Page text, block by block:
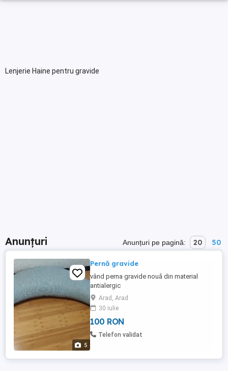
Lenjerie Haine pentru gravide
Anunțuri Anunțuri pe pagină: 20 50
5
Pernă gravide
vând perna gravide nouă din material
antialergic
Arad, Arad
30 iulie
100 RON
Telefon validat